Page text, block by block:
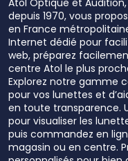
depuis 1970, vous
en France
Internet dédié pour
web, préparez
centre Atol le plus
Explorez notre gamme
pour vos lunettes et
en toute transparence.
pour visualiser les
puis commandez en
magasin ou en centre.